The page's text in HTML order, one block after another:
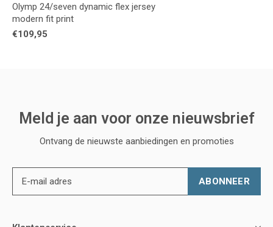
Olymp 24/seven dynamic flex jersey
modern fit print
€109,95
Meld je aan voor onze nieuwsbrief
Ontvang de nieuwste aanbiedingen en promoties
ABONNEER